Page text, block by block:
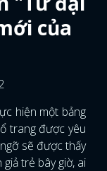
của
hiện một bảng
trang được yêu
sẽ được thấy
trẻ bây giờ, ai